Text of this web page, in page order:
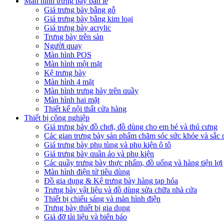
Giá trưng bày bằng gỗ
Giá trưng bày bằng kim loại
Giá trưng bày acrylic
Trưng bày trên sàn
Người quay
Màn hình POS
Màn hình một mặt
Kệ trưng bày
Màn hình 4 mặt
Màn hình trưng bày trên quầy
Màn hình hai mặt
Thiết kế nội thất cửa hàng
Thiết bị công nghiệp
Giá trưng bày đồ chơi, đồ dùng cho em bé và thú cưng
Các gian trưng bày sản phẩm chăm sóc sức khỏe và sắc
Giá trưng bày phụ tùng và phụ kiện ô tô
Giá trưng bày quần áo và phụ kiện
Các quầy trưng bày thực phẩm, đồ uống và hàng tiện lợi
Màn hình điện tử tiêu dùng
Đồ gia dụng & Kệ trưng bày hàng tạp hóa
Trưng bày vật liệu và đồ dùng sửa chữa nhà cửa
Thiết bị chiếu sáng và màn hình điện
Trưng bày thiết bị gia dụng
Giá đỡ tài liệu và biển báo